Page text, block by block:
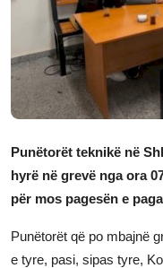
Shqip
Punëtorët teknikë në
hyrë në grevë nga ora
për mos pagesën e
Punëtorët që po mbajnë
e tyre, pasi, sipas tyre,